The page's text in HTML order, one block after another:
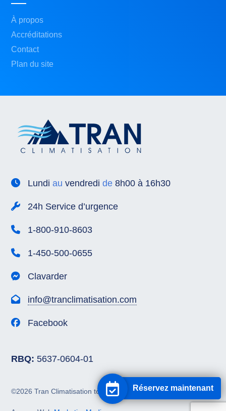
Lundiau vendredide 8h00 à 16h30
24h Service d’urgence
1-800-910-8603
1-450-500-0655
Clavarder
info@tranclimatisation.com
Facebook
RBQ: 5637-0604-01
©2026 Tran Climatisation tous droits réservés
À propos
Accréditations
Contact
Plan du site
Réservez maintenant